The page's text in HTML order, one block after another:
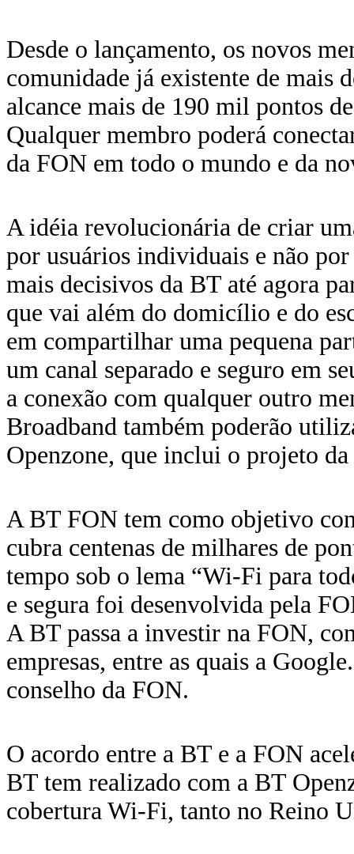
Desde o lançamento, os novos
comunidade já existente de mais
alcance mais de 190 mil pontos
Qualquer membro poderá
da FON em todo o mundo e da
A idéia revolucionária de criar
por usuários individuais e não por
mais decisivos da BT até agora
que vai além do domicílio e do
em compartilhar uma pequena
um canal separado e seguro em
a conexão com qualquer outro
Broadband também poderão
Openzone, que inclui o projeto
A BT FON tem como objetivo
cubra centenas de milhares de
tempo sob o lema “Wi-Fi para
e segura foi desenvolvida pela
A BT passa a investir na FON,
empresas, entre as quais a
conselho da FON.
O acordo entre a BT e a FON
BT tem realizado com a BT
cobertura Wi-Fi, tanto no Reino